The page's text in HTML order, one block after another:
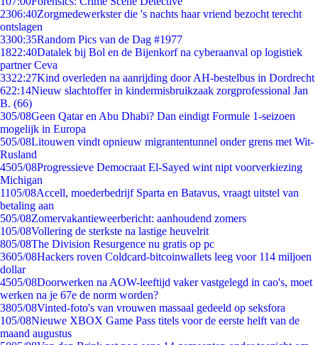
2306:40Zorgmedewerkster die 's nachts haar vriend bezocht terecht
ontslagen
3300:35Random Pics van de Dag #1977
1822:40Datalek bij Bol en de Bijenkorf na cyberaanval op logistiek
partner Ceva
3322:27Kind overleden na aanrijding door AH-bestelbus in Dordrecht
622:14Nieuw slachtoffer in kindermisbruikzaak zorgprofessional Jan
B. (66)
305/08Geen Qatar en Abu Dhabi? Dan eindigt Formule 1-seizoen
mogelijk in Europa
505/08Litouwen vindt opnieuw migrantentunnel onder grens met Wit-
Rusland
4505/08Progressieve Democraat El-Sayed wint nipt voorverkiezing
Michigan
1105/08Accell, moederbedrijf Sparta en Batavus, vraagt uitstel van
betaling aan
505/08Zomervakantieweerbericht: aanhoudend zomers
105/08Vollering de sterkste na lastige heuvelrit
805/08The Division Resurgence nu gratis op pc
3605/08Hackers roven Coldcard-bitcoinwallets leeg voor 114 miljoen
dollar
4505/08Doorwerken na AOW-leeftijd vaker vastgelegd in cao's, moet
werken na je 67e de norm worden?
3805/08Vinted-foto's van vrouwen massaal gedeeld op seksfora
105/08Nieuwe XBOX Game Pass titels voor de eerste helft van de
maand augustus